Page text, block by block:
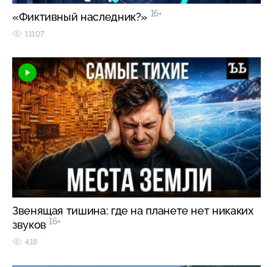
«Фиктивный наследник?» 16+
11107
Звенящая тишина: где на планете нет никаких
звуков 16+
418